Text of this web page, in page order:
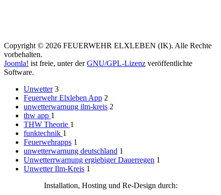
Copyright © 2026 FEUERWEHR ELXLEBEN (IK). Alle Rechte
vorbehalten.
Joomla! ist freie, unter derGNU/GPL-Lizenz veröffentlichte
Software.
Unwetter 3
Feuerwehr Elxleben App 2
unwetterwarnung ilm-kreis 2
thw app 1
THW Theorie 1
funktechnik 1
Feuerwehrapps 1
unwetterwarnung deutschland 1
Unwetterrwarnung ergiebiger Dauerregen 1
Unwetter Ilm-Kreis 1
Installation, Hosting und Re-Design durch: